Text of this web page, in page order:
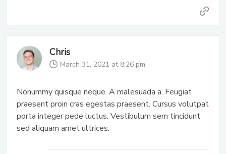
Chris
March 31, 2021 at 8:26 pm
Nonummy quisque neque. A malesuada a. Feugiat
praesent proin cras egestas praesent. Cursus volutpat
porta integer pede luctus. Vestibulum sem tincidunt
sed aliquam amet ultrices.